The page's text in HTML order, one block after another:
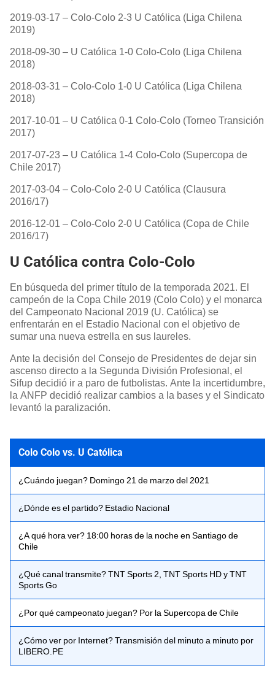
2019-03-17 – Colo-Colo 2-3 U Católica (Liga Chilena
2019)
2018-09-30 – U Católica 1-0 Colo-Colo (Liga Chilena
2018)
2018-03-31 – Colo-Colo 1-0 U Católica (Liga Chilena
2018)
2017-10-01 – U Católica 0-1 Colo-Colo (Torneo Transición
2017)
2017-07-23 – U Católica 1-4 Colo-Colo (Supercopa de
Chile 2017)
2017-03-04 – Colo-Colo 2-0 U Católica (Clausura
2016/17)
2016-12-01 – Colo-Colo 2-0 U Católica (Copa de Chile
2016/17)
U Católica contra Colo-Colo
En búsqueda del primer título de la temporada 2021. El
campeón de la Copa Chile 2019 (Colo Colo) y el monarca
del Campeonato Nacional 2019 (U. Católica) se
enfrentarán en el Estadio Nacional con el objetivo de
sumar una nueva estrella en sus laureles.
Ante la decisión del Consejo de Presidentes de dejar sin
ascenso directo a la Segunda División Profesional, el
Sifup decidió ir a paro de futbolistas. Ante la incertidumbre,
la ANFP decidió realizar cambios a la bases y el Sindicato
levantó la paralización.
Colo Colo vs. U Católica
¿Cuándo juegan? Domingo 21 de marzo del 2021
¿Dónde es el partido? Estadio Nacional
¿A qué hora ver? 18:00 horas de la noche en Santiago de
Chile
¿Qué canal transmite? TNT Sports 2, TNT Sports HD y TNT
Sports Go
¿Por qué campeonato juegan? Por la Supercopa de Chile
¿Cómo ver por Internet? Transmisión del minuto a minuto por
LIBERO.PE